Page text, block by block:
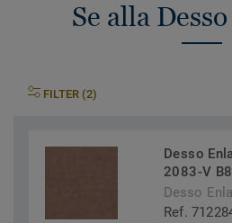
Se alla
FILTER (2)
Desso
2083-V
Desso
Ref.